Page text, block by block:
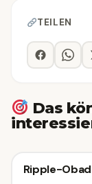
TEILEN
Das
Sonstiges
Sonstiges
Ripple-Obad